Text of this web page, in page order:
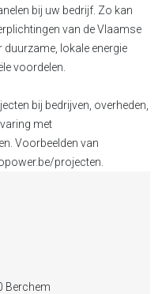
bij uw bedrijf. Zo kan
van de Vlaamse
duurzame, lokale energie
voordelen.
bij bedrijven, overheden,
met
Voorbeelden van
projecten.
Berchem